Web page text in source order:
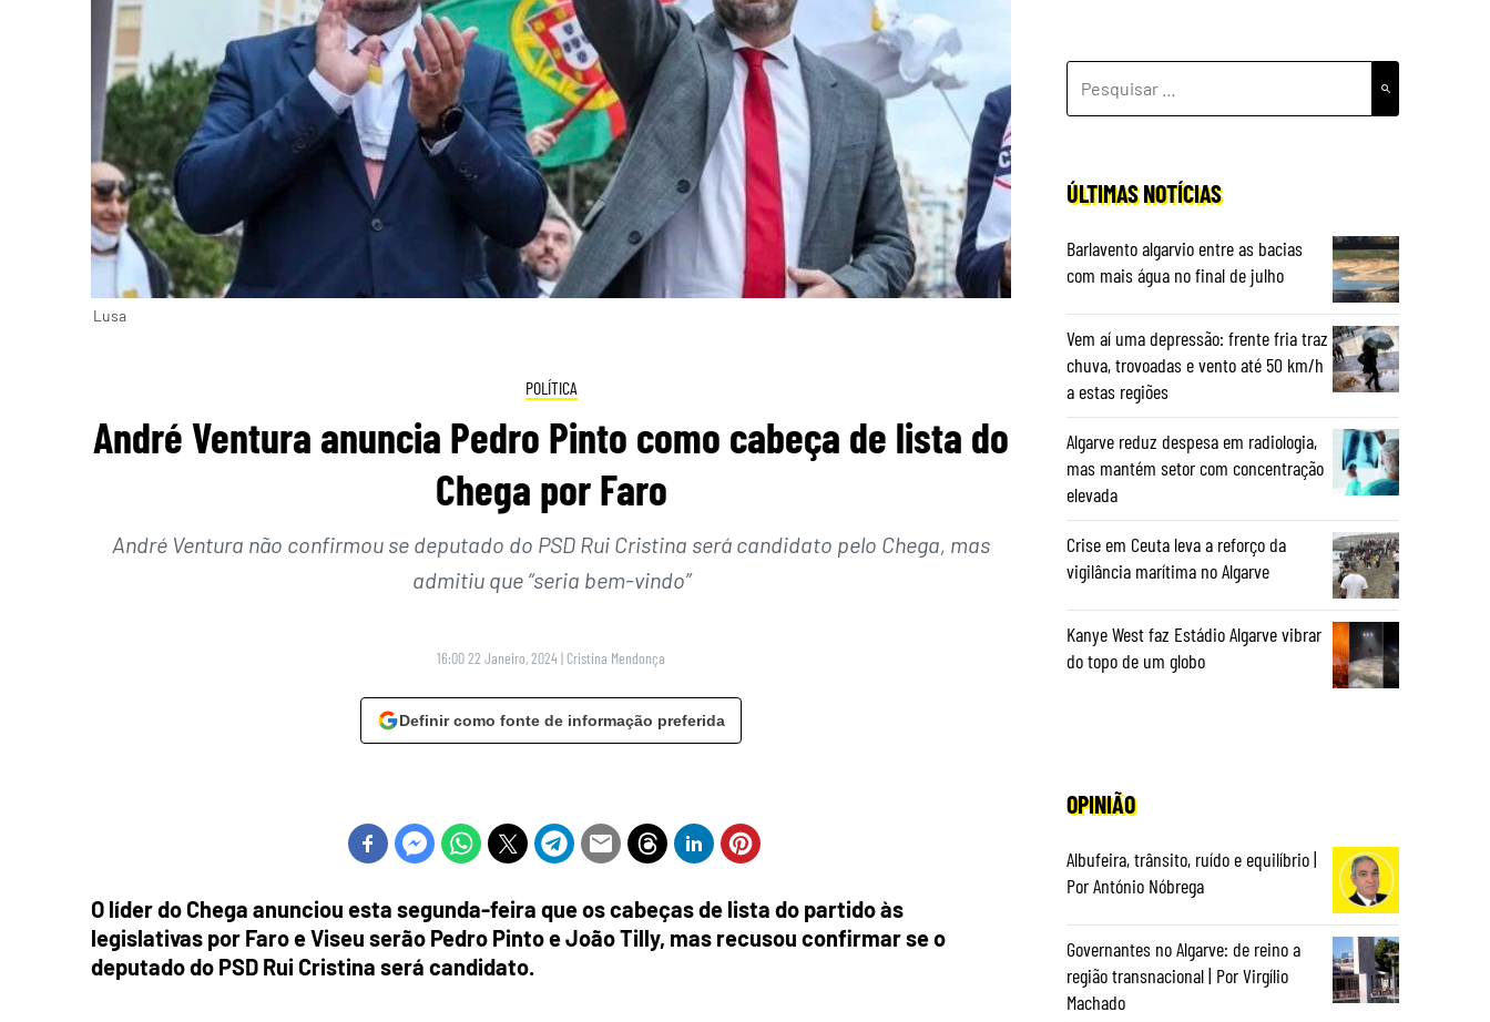
Lusa
POLÍTICA
André Ventura anuncia Pedro Pinto como cabeça de lista do
Chega por Faro
André Ventura não confirmou se deputado do PSD Rui Cristina será candidato pelo Chega, mas
admitiu que “seria bem-vindo”
16:00 22 Janeiro, 2024| Cristina Mendonça
Definir como fonte de informação preferida
O líder do Chega anunciou esta segunda-feira que os cabeças de lista do partido às
legislativas por Faro e Viseu serão Pedro Pinto e João Tilly, mas recusou confirmar se o
deputado do PSD Rui Cristina será candidato.
POR:
ÚLTIMAS NOTÍCIAS
Barlavento algarvio entre as bacias
com mais água no final de julho
Vem aí uma depressão: frente fria traz
chuva, trovoadas e vento até 50 km/h
a estas regiões
Algarve reduz despesa em radiologia,
mas mantém setor com concentração
elevada
Crise em Ceuta leva a reforço da
vigilância marítima no Algarve
Kanye West faz Estádio Algarve vibrar
do topo de um globo
OPINIÃO
Albufeira, trânsito, ruído e equilíbrio |
Por António Nóbrega
Governantes no Algarve: de reino a
região transnacional | Por Virgílio
Machado